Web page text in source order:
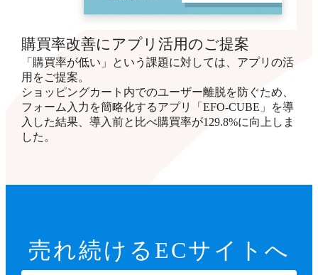
購買率改善にアプリ活用のご提案
「購買率が低い」という課題に対しては、アプリの活
用をご提案。
ショッピングカート内でのユーザー離脱を防ぐため、
フォーム入力を簡略化するアプリ「EFO-CUBE」を導
入した結果、導入前と比べ購買率が129.8%に向上しま
した。
売れ続ける ECサイトへ